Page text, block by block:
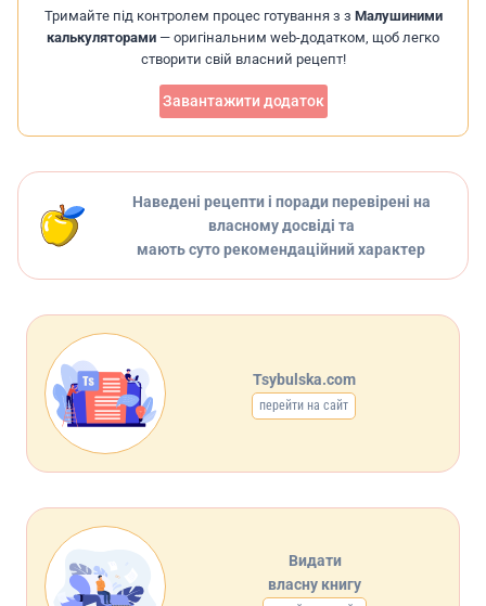
Тримайте під контролем процес готування з з Малушиними
калькуляторами — оригінальним web-додатком, щоб легко
створити свій власний рецепт!
Завантажити додаток
Наведені рецепти і поради перевірені на
власному досвіді та
мають суто рекомендаційний характер
Tsybulska.com
перейти на сайт
Видати
власну книгу